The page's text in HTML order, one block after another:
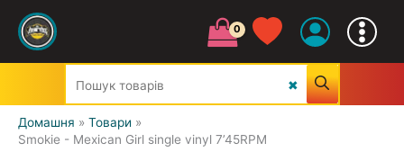
Домашня
Товари
Smokie - Mexican Girl single vinyl 7’45RPM